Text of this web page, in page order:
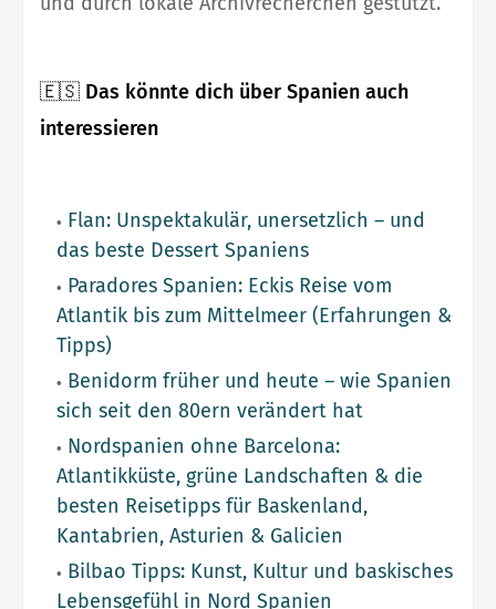
🇪🇸 Das könnte dich über Spanien auch
interessieren
Flan: Unspektakulär, unersetzlich – und
das beste Dessert Spaniens
Paradores Spanien: Eckis Reise vom
Atlantik bis zum Mittelmeer (Erfahrungen &
Tipps)
Benidorm früher und heute – wie Spanien
sich seit den 80ern verändert hat
Nordspanien ohne Barcelona:
Atlantikküste, grüne Landschaften & die
besten Reisetipps für Baskenland,
Kantabrien, Asturien & Galicien
Bilbao Tipps: Kunst, Kultur und baskisches
Lebensgefühl in Nord Spanien